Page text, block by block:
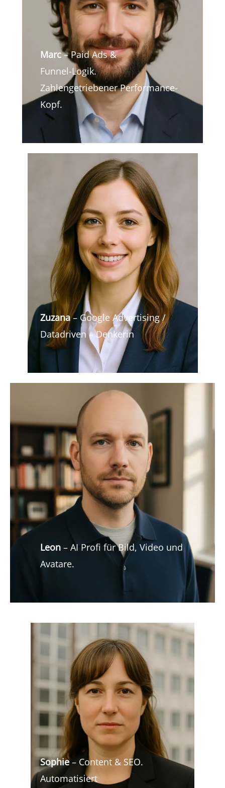
Marc– Paid Ads &
Funnel-Logik.
Zahlengetriebener Performance-
Kopf.
Zuzana– Google Advertising /
Datadriven – Denkerin
Leon – AI Profi für Bild, Video und
Avatare.
Sophie– Content & SEO.
Automatisiert